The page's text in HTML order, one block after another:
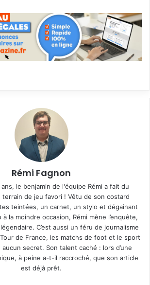
Rémi Fagnon
le benjamin de l'équipe Rémi a fait du
terrain de jeu favori ! Vêtu de son costard
teintées, un carnet, un stylo et dégainant
la moindre occasion, Rémi mène l’enquête,
C’est aussi un féru de journalisme
de France, les matchs de foot et le sport
aucun secret. Son talent caché : lors d’une
à peine a-t-il raccroché, que son article
est déjà prêt.